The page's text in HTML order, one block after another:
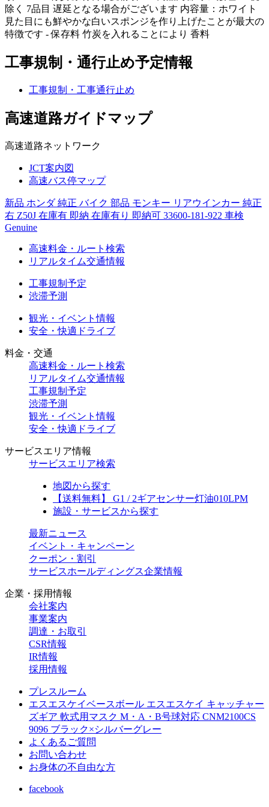
除く 7品目 遅延となる場合がございます 内容量：ホワイト
見た目にも鮮やかな白いスポンジを作り上げたことが最大の
特徴です - 保存料 竹炭を入れることにより 香料
工事規制・通行止め予定情報
工事規制・工事通行止め
高速道路ガイドマップ
高速道路ネットワーク
JCT案内図
高速バス停マップ
新品 ホンダ 純正 バイク 部品 モンキー リアウインカー 純正
右 Z50J 在庫有 即納 在庫有り 即納可 33600-181-922 車検
Genuine
高速料金・ルート検索
リアルタイム交通情報
工事規制予定
渋滞予測
観光・イベント情報
安全・快適ドライブ
料金・交通
高速料金・ルート検索
リアルタイム交通情報
工事規制予定
渋滞予測
観光・イベント情報
安全・快適ドライブ
サービスエリア情報
サービスエリア検索
地図から探す
【送料無料】 G1 / 2ギアセンサー灯油010LPM
施設・サービスから探す
最新ニュース
イベント・キャンペーン
クーポン・割引
サービスホールディングス企業情報
企業・採用情報
会社案内
事業案内
調達・お取引
CSR情報
IR情報
採用情報
プレスルーム
エスエスケイベースボール エスエスケイ キャッチャー
ズギア 軟式用マスク M・A・B号球対応 CNM2100CS
9096 ブラック×シルバーグレー
よくあるご質問
お問い合わせ
お身体の不自由な方
facebook